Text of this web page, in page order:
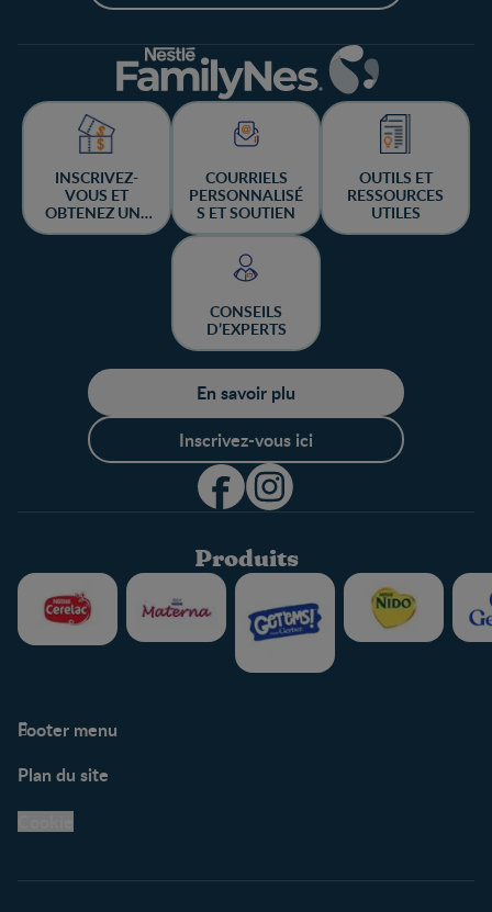
INSCRIVEZ-
VOUS ET
OBTENEZ UNE
CHANCE DE
COURRIELS
PERSONNALISÉ
S ET SOUTIEN
OUTILS ET
RESSOURCES
UTILES
CONSEILS
D’EXPERTS
En savoir plu
Inscrivez-vous ici
Produits
Footer menu
Centre de soutien
Avis légaux
Protection des
Plan du site